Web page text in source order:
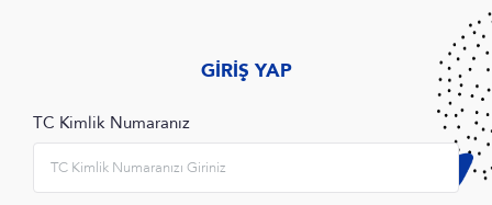
GİRİŞ YAP
TC Kimlik Numaranız